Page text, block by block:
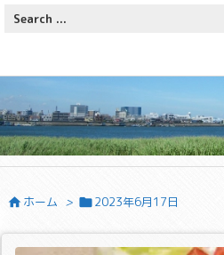
 ホーム > 2023年6月17日